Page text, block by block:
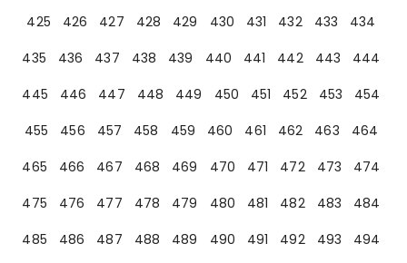
425
426 427 428 429 430 431 432 433
434
435
436 437 438 439 440 441 442 443
444
445
446 447 448 449 450 451 452 453
454
455
456 457 458 459 460 461 462 463
464
465
466 467 468 469 470 471 472 473
474
475
476 477 478 479 480 481 482 483
484
485
486 487 488 489 490 491 492 493
494